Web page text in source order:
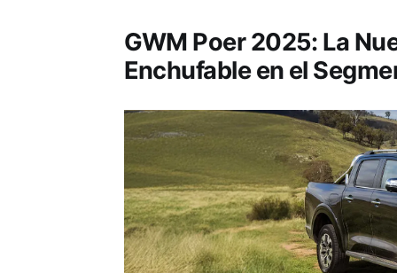
GWM Poer 2025: La
Enchufable en el